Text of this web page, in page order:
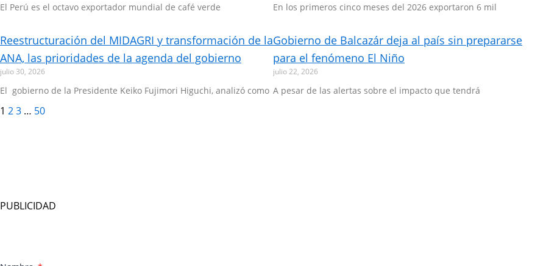
El Perú es el octavo exportador mundial de café verde En los primeros cinco meses del 2026 exportaron 6 mil
Reestructuración del MIDAGRI y transformación de la
ANA, las prioridades de la agenda del gobierno
julio 30, 2026
El gobierno de la Presidente Keiko Fujimori Higuchi, analizó como
Gobierno de Balcazár deja al país sin prepararse
para el fenómeno El Niño
julio 22, 2026
A pesar de las alertas sobre el impacto que tendrá
1 23 … 50
PUBLICIDAD